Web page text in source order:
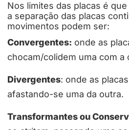
Nos limites das placas é
a separação das placas
movimentos podem ser:
Convergentes: onde as
chocam/colidem uma com a
Divergentes: onde as
afastando-se uma da outra.
Transformantes ou